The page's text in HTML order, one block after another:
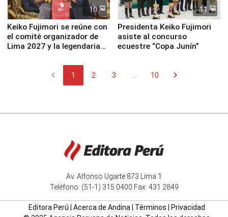
10
Keiko Fujimori se reúne con
el comité organizador de
Lima 2027 y la legendaria
11
Presidenta Keiko Fujimori
asiste al concurso
ecuestre “Copa Junín”
chevron_left 1 2 3 10 chevron_right
Av. Alfonso Ugarte 873 Lima 1
Teléfono: (51-1) 315 0400 Fax: 431 2849
Editora Perú Acerca de Andina| Términos
Privacidad